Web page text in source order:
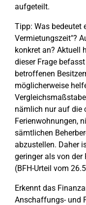
aufgeteilt.
Tipp: Was bedeutet
Vermietungszeit"?
konkret an? Aktuell
dieser Frage
betroffenen
möglicherweise
nämlich nur auf die
Ferienwohnungen,
sämtlichen
abzustellen. Daher
geringer als von
(BFH-Urteil vom
Erkennt das
Anschaffungs- und